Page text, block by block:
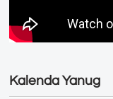
Kalenda Yanug